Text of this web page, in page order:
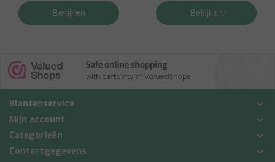
Bekijken Bekijken
Klantenservice
Mijn account
Categorieën
Contactgegevens